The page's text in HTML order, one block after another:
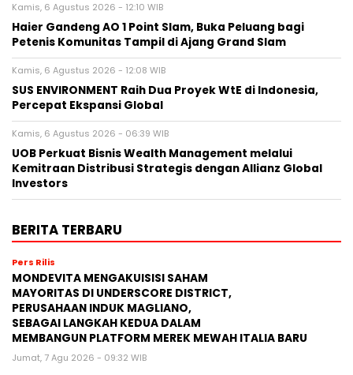
Kamis, 6 Agustus 2026 - 12:10 WIB
Haier Gandeng AO 1 Point Slam, Buka Peluang bagi
Petenis Komunitas Tampil di Ajang Grand Slam
Kamis, 6 Agustus 2026 - 12:08 WIB
SUS ENVIRONMENT Raih Dua Proyek WtE di Indonesia,
Percepat Ekspansi Global
Kamis, 6 Agustus 2026 - 06:39 WIB
UOB Perkuat Bisnis Wealth Management melalui
Kemitraan Distribusi Strategis dengan Allianz Global
Investors
BERITA TERBARU
Pers Rilis
MONDEVITA MENGAKUISISI SAHAM
MAYORITAS DI UNDERSCORE DISTRICT,
PERUSAHAAN INDUK MAGLIANO,
SEBAGAI LANGKAH KEDUA DALAM
MEMBANGUN PLATFORM MEREK MEWAH ITALIA BARU
Jumat, 7 Agu 2026 - 09:32 WIB